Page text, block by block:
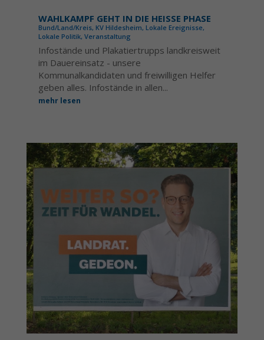
WAHLKAMPF GEHT IN DIE HEISSE PHASE
Bund/Land/Kreis, KV Hildesheim, Lokale Ereignisse,
Lokale Politik, Veranstaltung
Infostände und Plakatiertrupps landkreisweit
im Dauereinsatz - unsere
Kommunalkandidaten und freiwilligen Helfer
geben alles. Infostände in allen...
mehr lesen